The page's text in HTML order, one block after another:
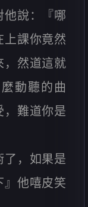
說：『哪
課你竟然
，然道這就
動聽的曲
難道你是
了，如果是
他嘻皮笑